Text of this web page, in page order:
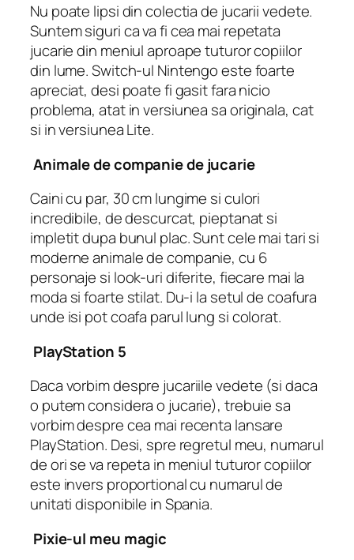
Nu poate lipsi din colectia de jucarii vedete.
Suntem siguri ca va fi cea mai repetata
jucarie din meniul aproape tuturor copiilor
din lume. Switch-ul Nintengo este foarte
apreciat, desi poate fi gasit fara nicio
problema, atat in ​​versiunea sa originala, cat
si in versiunea Lite.
Animale de companie de jucarie
Caini cu par, 30 cm lungime si culori
incredibile, de descurcat, pieptanat si
impletit dupa bunul plac. Sunt cele mai tari si
moderne animale de companie, cu 6
personaje si look-uri diferite, fiecare mai la
moda si foarte stilat. Du-i la setul de coafura
unde isi pot coafa parul lung si colorat.
PlayStation 5
Daca vorbim despre jucariile vedete (si daca
o putem considera o jucarie), trebuie sa
vorbim despre cea mai recenta lansare
PlayStation. Desi, spre regretul meu, numarul
de ori se va repeta in meniul tuturor copiilor
este invers proportional cu numarul de
unitati disponibile in Spania.
Pixie-ul meu magic